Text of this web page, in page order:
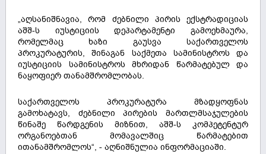
„აღსანიშნავია, რომ ძებნილი პირის ექსტრადიციას
აშშ-ს იუსტიციის დეპარტამენტი გამოეხმაურა,
რომელმაც ხაზი გაუსვა საქართველოს
პროკურატურის, შინაგან საქმეთა სამინისტროს და
იუსტიციის სამინისტროს მხრიდან წარმატებულ და
ნაყოფიერ თანამშრომლობას.
საქართველოს პროკურატურა მზადყოფნას
გამოხატავს, ძებნილი პირების მართლმსაჯულების
წინაშე წარდგენის მიზნით, აშშ-ს კომპეტენტურ
ორგანოებთან მომავალშიც წარმატებით
ითანამშრომლოს“, - აღნიშნულია ინფორმაციაში.